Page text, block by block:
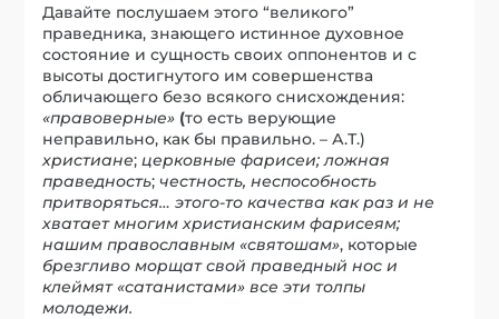
Давайте послушаем этого “великого”
праведника, знающего истинное духовное
состояние и сущность своих оппонентов и с
высоты достигнутого им совершенства
обличающего безо всякого снисхождения:
«правоверные» (то есть верующие
неправильно, как бы правильно. – А.Т.)
христиане; церковные фарисеи; ложная
праведность;честность, неспособность
притворяться… этого-то качества как раз и не
хватает многим христианским фарисеям;
нашим православным «святошам», которые
брезгливо морщат свой праведный нос и
клеймят «сатанистами» все эти толпы
молодежи.